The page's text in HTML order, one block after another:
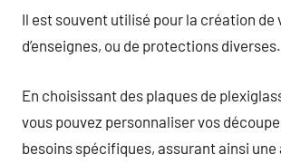
Il est souvent utilisé pour la création de
d’enseignes, ou de protections diverses.
En choisissant des plaques de
vous pouvez personnaliser vos
besoins spécifiques, assurant ainsi